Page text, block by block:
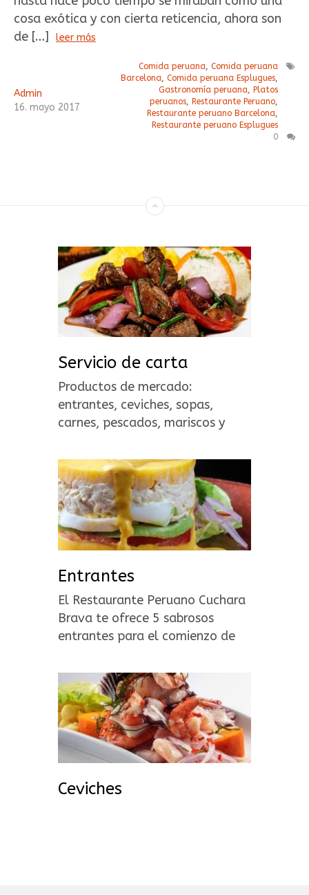
cosa exótica y con cierta reticencia, ahora son
de […]
leer más
Admin
16. mayo 2017
Comida peruana, Comida peruana
Barcelona, Comida peruana Esplugues,
Gastronomía peruana, Platos
peruanos, Restaurante Peruano,
Restaurante peruano Barcelona,
Restaurante peruano Esplugues
0
Servicio de carta
Productos de mercado:
entrantes, ceviches, sopas,
carnes, pescados, mariscos y
Entrantes
El Restaurante Peruano Cuchara
Brava te ofrece 5 sabrosos
entrantes para el comienzo de
peruana.
Ceviches